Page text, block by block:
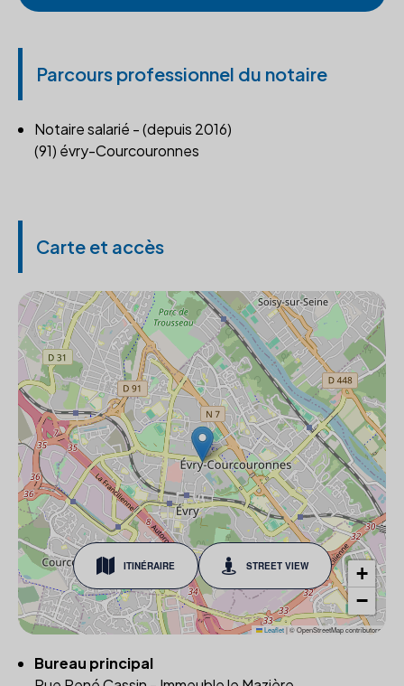
Parcours professionnel du notaire
Notaire salarié - (depuis 2016)
(91) évry-Courcouronnes
Carte et accès
ITINÉRAIRE STREET VIEW
+
−
Leaflet|© OpenStreetMap contributors
Bureau principal